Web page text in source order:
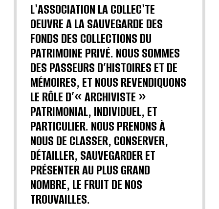
L'ASSOCIATION LA COLLEC'TE
OEUVRE A LA SAUVEGARDE DES
FONDS DES COLLECTIONS DU
PATRIMOINE PRIVÉ. NOUS SOMMES
DES PASSEURS D’HISTOIRES ET DE
MÉMOIRES, ET NOUS REVENDIQUONS
LE RÔLE D’« ARCHIVISTE »
PATRIMONIAL, INDIVIDUEL, ET
PARTICULIER. NOUS PRENONS À
NOUS DE CLASSER, CONSERVER,
DÉTAILLER, SAUVEGARDER ET
PRÉSENTER AU PLUS GRAND
NOMBRE, LE FRUIT DE NOS
TROUVAILLES.